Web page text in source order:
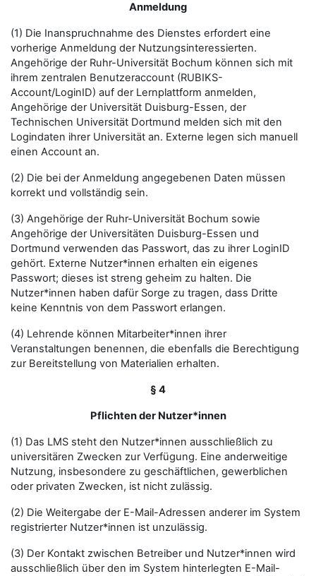
Anmeldung
(1) Die Inanspruchnahme des Dienstes erfordert eine
vorherige Anmeldung der Nutzungsinteressierten.
Angehörige der Ruhr-Universität Bochum können sich mit
ihrem zentralen Benutzeraccount (RUBIKS-
Account/LoginID) auf der Lernplattform anmelden,
Angehörige der Universität Duisburg-Essen, der
Technischen Universität Dortmund melden sich mit den
Logindaten ihrer Universität an. Externe legen sich manuell
einen Account an.
(2) Die bei der Anmeldung angegebenen Daten müssen
korrekt und vollständig sein.
(3) Angehörige der Ruhr-Universität Bochum sowie
Angehörige der Universitäten Duisburg-Essen und
Dortmund verwenden das Passwort, das zu ihrer LoginID
gehört. Externe Nutzer*innen erhalten ein eigenes
Passwort; dieses ist streng geheim zu halten. Die
Nutzer*innen haben dafür Sorge zu tragen, dass Dritte
keine Kenntnis von dem Passwort erlangen.
(4) Lehrende können Mitarbeiter*innen ihrer
Veranstaltungen benennen, die ebenfalls die Berechtigung
zur Bereitstellung von Materialien erhalten.
§ 4
Pflichten der Nutzer*innen
(1) Das LMS steht den Nutzer*innen ausschließlich zu
universitären Zwecken zur Verfügung. Eine anderweitige
Nutzung, insbesondere zu geschäftlichen, gewerblichen
oder privaten Zwecken, ist nicht zulässig.
(2) Die Weitergabe der E-Mail-Adressen anderer im System
registrierter Nutzer*innen ist unzulässig.
(3) Der Kontakt zwischen Betreiber und Nutzer*innen wird
ausschließlich über den im System hinterlegten E-Mail-